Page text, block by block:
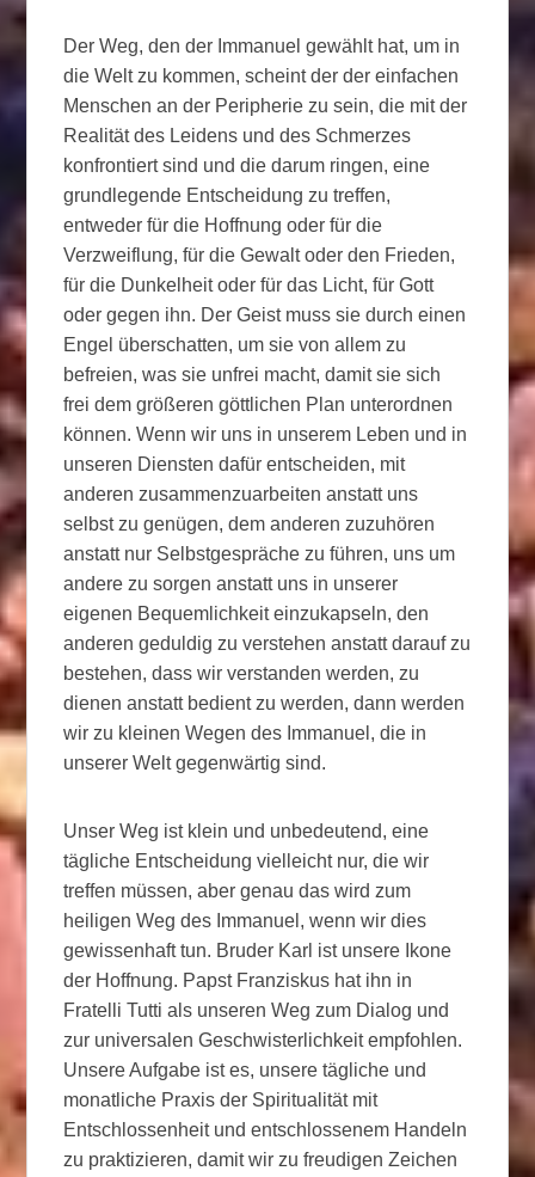
Der Weg, den der Immanuel gewählt hat, um in
die Welt zu kommen, scheint der der einfachen
Menschen an der Peripherie zu sein, die mit der
Realität des Leidens und des Schmerzes
konfrontiert sind und die darum ringen, eine
grundlegende Entscheidung zu treffen,
entweder für die Hoffnung oder für die
Verzweiflung, für die Gewalt oder den Frieden,
für die Dunkelheit oder für das Licht, für Gott
oder gegen ihn. Der Geist muss sie durch einen
Engel überschatten, um sie von allem zu
befreien, was sie unfrei macht, damit sie sich
frei dem größeren göttlichen Plan unterordnen
können. Wenn wir uns in unserem Leben und in
unseren Diensten dafür entscheiden, mit
anderen zusammenzuarbeiten anstatt uns
selbst zu genügen, dem anderen zuzuhören
anstatt nur Selbstgespräche zu führen, uns um
andere zu sorgen anstatt uns in unserer
eigenen Bequemlichkeit einzukapseln, den
anderen geduldig zu verstehen anstatt darauf zu
bestehen, dass wir verstanden werden, zu
dienen anstatt bedient zu werden, dann werden
wir zu kleinen Wegen des Immanuel, die in
unserer Welt gegenwärtig sind.
Unser Weg ist klein und unbedeutend, eine
tägliche Entscheidung vielleicht nur, die wir
treffen müssen, aber genau das wird zum
heiligen Weg des Immanuel, wenn wir dies
gewissenhaft tun. Bruder Karl ist unsere Ikone
der Hoffnung. Papst Franziskus hat ihn in
Fratelli Tutti als unseren Weg zum Dialog und
zur universalen Geschwisterlichkeit empfohlen.
Unsere Aufgabe ist es, unsere tägliche und
monatliche Praxis der Spiritualität mit
Entschlossenheit und entschlossenem Handeln
zu praktizieren, damit wir zu freudigen Zeichen